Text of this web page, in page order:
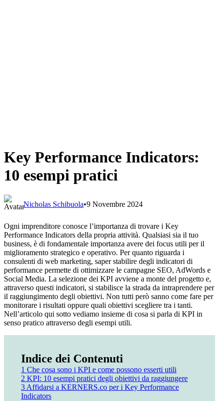
Key Performance Indicators:
10 esempi pratici
Nicholas Schibuola•9 Novembre 2024
Ogni imprenditore conosce l’importanza di trovare i Key
Performance Indicators della propria attività. Qualsiasi sia il tuo
business, è di fondamentale importanza avere dei focus utili per il
miglioramento strategico e operativo. Per quanto riguarda i
consulenti di web marketing, saper stabilire degli indicatori di
performance permette di ottimizzare le campagne SEO, AdWords e
Social Media. La selezione dei KPI avviene a monte del progetto e,
attraverso questi indicatori, si stabilisce la strada da intraprendere per
il raggiungimento degli obiettivi. Non tutti però sanno come fare per
monitorare i risultati oppure quali obiettivi scegliere tra i tanti.
Nell’articolo qui sotto vediamo insieme di cosa si parla di KPI in
senso pratico attraverso degli esempi utili.
Indice dei Contenuti
1 Che cosa sono i KPI e come possono esserti utili
2 KPI: 10 esempi pratici degli obiettivi da raggiungere
3 Affidarsi a KERNERS.co per i Key Performance
Indicators